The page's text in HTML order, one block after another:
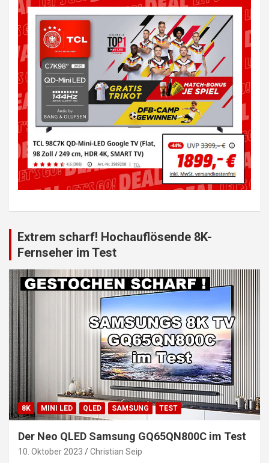
Extrem scharf! Hochauflösende 8K-
Fernseher im Test
8K MINI LED QLED SAMSUNG TEST
Der Neo QLED Samsung GQ65QN800C im Test
10. Oktober 2023 Christian Seip